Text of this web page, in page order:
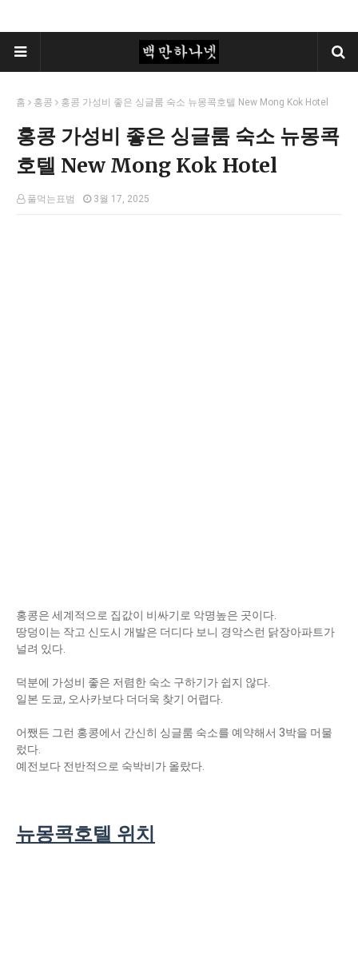
홈 홍콩 홍콩 가성비 좋은 싱글룸 숙소 뉴몽콕호텔 New Mong Kok Hotel
홍콩 가성비 좋은 싱글룸 숙소 뉴몽콕
호텔 New Mong Kok Hotel
풀먹는표범 3월 17, 2025
홍콩은 세계적으로 집값이 비싸기로 악명높은 곳이다.
땅덩이는 작고 신도시 개발은 더디다 보니 경악스런 닭장아파트가
널려 있다.
덕분에 가성비 좋은 저렴한 숙소 구하기가 쉽지 않다.
일본 도쿄, 오사카보다 더더욱 찾기 어렵다.
어쨌든 그런 홍콩에서 간신히 싱글룸 숙소를 예약해서 3박을 머물
렀다.
예전보다 전반적으로 숙박비가 올랐다.
뉴몽콕호텔 위치